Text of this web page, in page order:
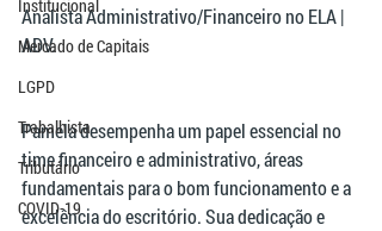
Institucional
Mercado de Capitais
LGPD
Trabalhista
Tributário
COVID-19
Analista Administrativo/Financeiro no ELA |
ADV.
Pamela desempenha um papel essencial no
time financeiro e administrativo, áreas
fundamentais para o bom funcionamento e a
excelência do escritório. Sua dedicação e